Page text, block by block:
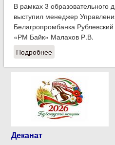
В рамках 3 образовательного
выступил менеджер
Белагропромбанка
«РМ Байк» Малахов Р.В.
Подробнеео Третий
стартап-
Деканат